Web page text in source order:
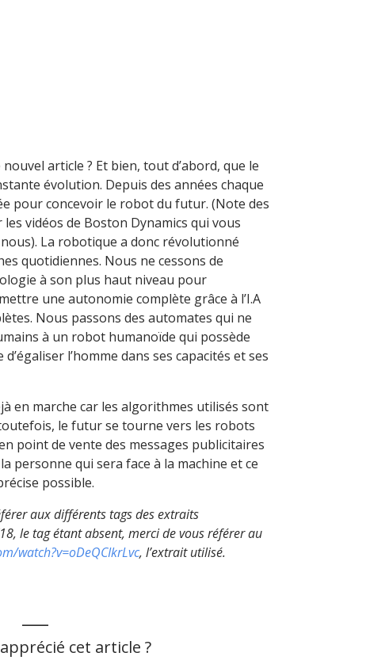
article ? Et bien, tout d’abord, que le
évolution. Depuis des années chaque
pour concevoir le robot du futur. (Note des
vidéos de Boston Dynamics qui vous
La robotique a donc révolutionné
quotidiennes. Nous ne cessons de
à son plus haut niveau pour
une autonomie complète grâce à l’I.A
Nous passons des automates qui ne
à un robot humanoïde qui possède
l’homme dans ses capacités et ses
en marche car les algorithmes utilisés sont
le futur se tourne vers les robots
point de vente des messages publicitaires
personne qui sera face à la machine et ce
possible.
aux différents tags des extraits
le tag étant absent, merci de vous référer au
watch?v=oDeQCIkrLvc, l’extrait utilisé.
cet article ?